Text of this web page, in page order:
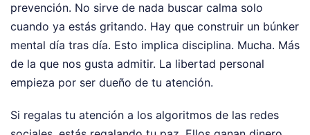
prevención. No sirve de nada buscar calma solo
cuando ya estás gritando. Hay que construir un búnker
mental día tras día. Esto implica disciplina. Mucha. Más
de la que nos gusta admitir. La libertad personal
empieza por ser dueño de tu atención.
Si regalas tu atención a los algoritmos de las redes